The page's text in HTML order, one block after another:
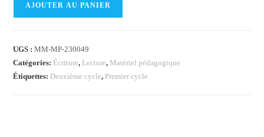
-
AJOUTER AU PANIER
UGS :MM-MP-230049
Catégories: Écriture, Lecture, Matériel pédagogique
Étiquettes: Deuxième cycle, Premier cycle